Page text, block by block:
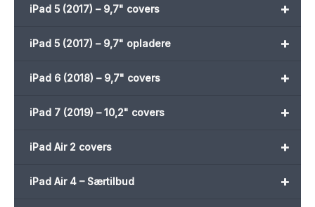
+
iPad 5 (2017) – 9,7" covers
+
iPad 5 (2017) – 9,7" opladere
+
iPad 6 (2018) – 9,7" covers
+
iPad 7 (2019) – 10,2" covers
+
iPad Air 2 covers
+
iPad Air 4 – Særtilbud